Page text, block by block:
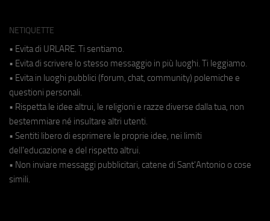
NETIQUETTE
• Evita di URLARE. Ti sentiamo.
• Evita di scrivere lo stesso messaggio in più luoghi. Ti leggiamo.
• Evita in luoghi pubblici (forum, chat, community) polemiche e
questioni personali.
• Rispetta le idee altrui, le religioni e razze diverse dalla tua, non
bestemmiare né insultare altri utenti.
• Sentiti libero di esprimere le proprie idee, nei limiti
dell'educazione e del rispetto altrui.
• Non inviare messaggi pubblicitari, catene di Sant'Antonio o cose
simili.